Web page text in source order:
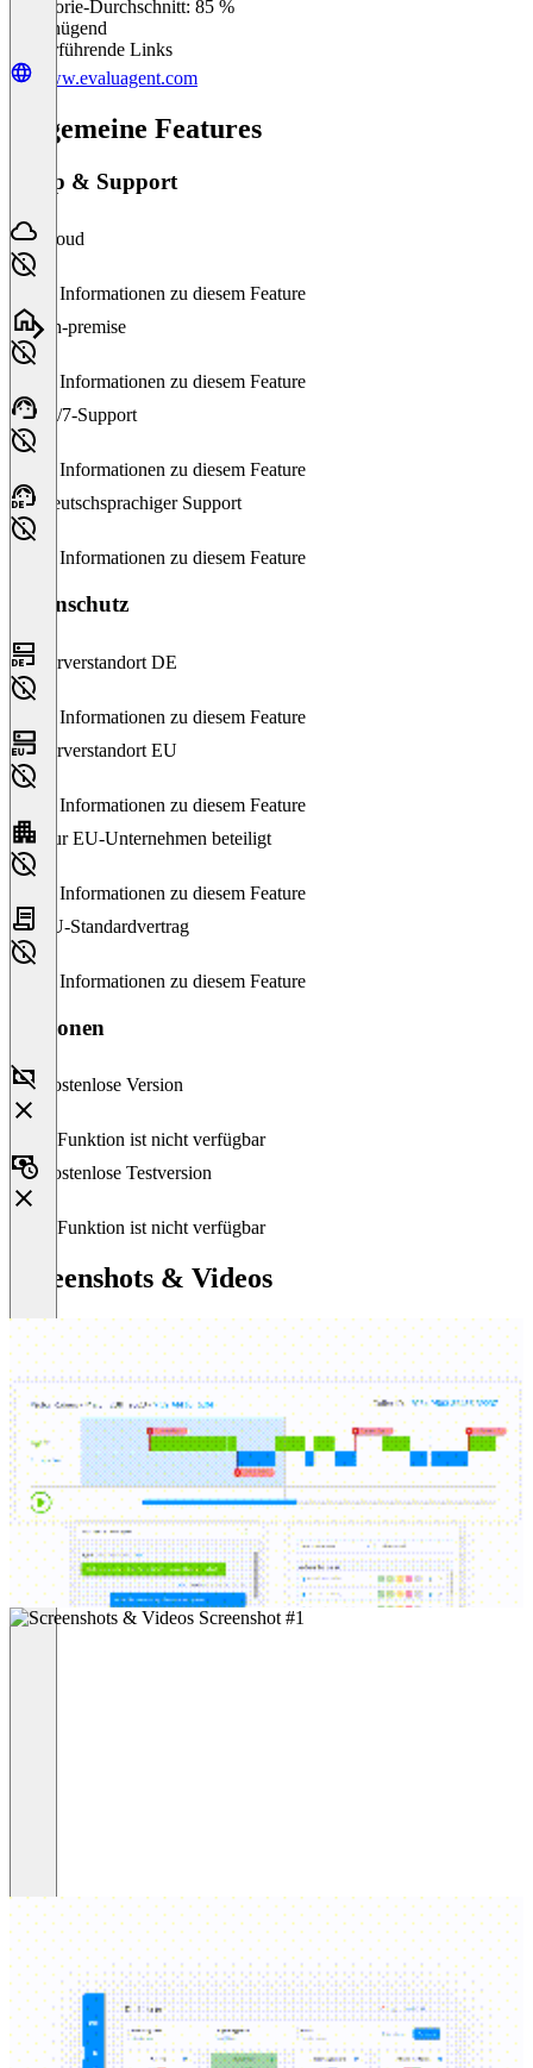
Kategorie-Durchschnitt: 85 %
Ungenügend
Weiterführende Links
www.evaluagent.com
Allgemeine Features
Setup & Support
Cloud
Keine Informationen zu diesem Feature
On-premise
Keine Informationen zu diesem Feature
24/7-Support
Keine Informationen zu diesem Feature
Deutschsprachiger Support
Keine Informationen zu diesem Feature
Datenschutz
Serverstandort DE
Keine Informationen zu diesem Feature
Serverstandort EU
Keine Informationen zu diesem Feature
Nur EU-Unternehmen beteiligt
Keine Informationen zu diesem Feature
EU-Standardvertrag
Keine Informationen zu diesem Feature
Versionen
Kostenlose Version
Diese Funktion ist nicht verfügbar
Kostenlose Testversion
Diese Funktion ist nicht verfügbar
Screenshots & Videos